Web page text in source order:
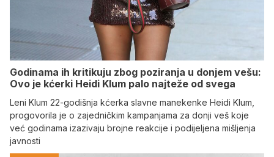
Godinama ih kritikuju zbog poziranja u donjem vešu:
Ovo je kćerki Heidi Klum palo najteže od svega
Leni Klum 22-godišnja kćerka slavne manekenke Heidi Klum,
progovorila je o zajedničkim kampanjama za donji veš koje
već godinama izazivaju brojne reakcije i podijeljena mišljenja
javnosti